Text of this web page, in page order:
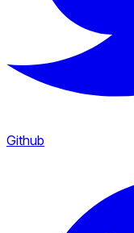
Github